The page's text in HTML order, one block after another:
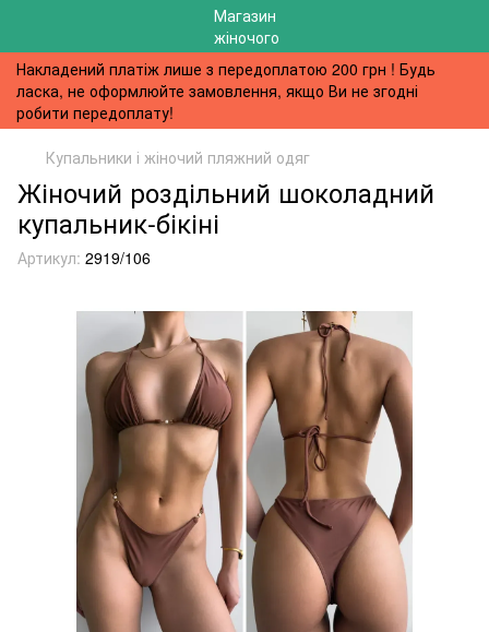
Накладений платіж лише з передоплатою 200 грн ! Будь
ласка, не оформлюйте замовлення, якщо Ви не згодні
робити передоплату!
Купальники і жіночий пляжний одяг
Жіночий роздільний шоколадний
купальник-бікіні
Артикул: 2919/106